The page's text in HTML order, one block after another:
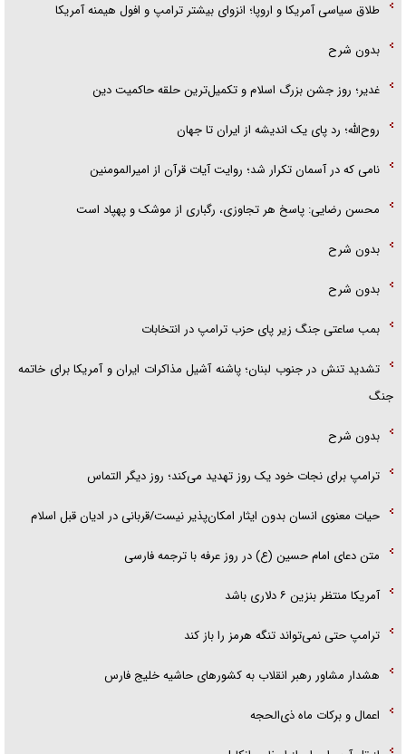
طلاق سیاسی آمریکا و اروپا؛ انزوای بیشتر ترامپ و افول هیمنه آمریکا
بدون شرح
غدیر؛ روز جشن بزرگ اسلام و تکمیل‌ترین حلقه حاکمیت دین
روح‌الله؛ رد پای یک اندیشه از ایران تا جهان
نامی که در آسمان تکرار شد؛ روایت آیات قرآن از امیرالمومنین
محسن رضایی: پاسخ هر تجاوزی، رگباری از موشک و پهپاد است
بدون شرح
بدون شرح
بمب ساعتی جنگ زیر پای حزب ترام‍پ در انتخابات
تشدید تنش در جنوب لبنان؛ پاشنه آشیل مذاکرات ایران و آمریکا برای خاتمه
جنگ
بدون شرح
ترامپ برای نجات خود یک روز تهدید می‌کند؛ روز دیگر التماس
حیات معنوی انسان بدون ایثار امکان‌پذیر نیست/قربانی در ادیان قبل اسلام
متن دعای امام حسین (ع) در روز عرفه با ترجمه فارسی
آمریکا منتظر بنزین ۶ دلاری باشد
ترامپ حتی نمی‌تواند تنگه هرمز را باز کند
هشدار مشاور رهبر انقلاب به کشور‌های حاشیه خلیج فارس
اعمال و برکات ماه ذی‌الحجه